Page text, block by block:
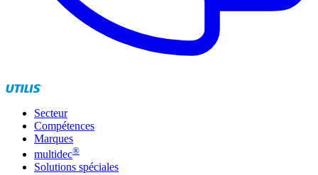
Secteur
Compétences
Marques
multidec®
Solutions spéciales